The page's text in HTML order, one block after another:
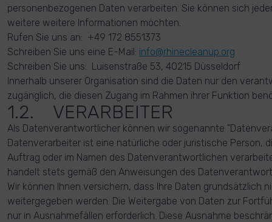
personenbezogenen Daten verarbeiten. Sie können sich
weitere weitere Informationen möchten.
Rufen Sie uns an: +49 172 8551373
Schreiben Sie uns eine E-Mail: info@rhinecleanup.org
Schreiben Sie uns: Luisenstraße 53, 40215 Düsseldorf
Innerhalb unserer Organisation sind die Daten nur den
zugänglich, die diesen Zugang im Rahmen ihrer Funktion
1.2. VERARBEITER
Als Datenverantwortlicher können wir sogenannte
Datenverarbeiter ist eine natürliche oder juristische Person,
Auftrag oder im Namen des Datenverantwortlichen
handelt stets gemäß den Anweisungen des
Wir können Ihnen versichern, dass Ihre Daten grundsätzlich
weitergegeben werden. Die Weitergabe von Daten zur
nur in Ausnahmefällen erforderlich. Diese Ausnahme